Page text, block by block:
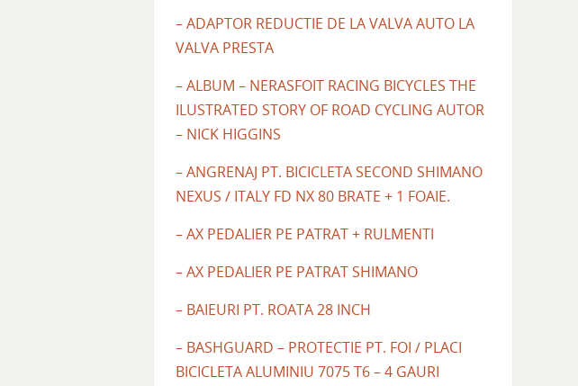
– ADAPTOR REDUCTIE DE LA VALVA AUTO LA
VALVA PRESTA
– ALBUM – NERASFOIT RACING BICYCLES THE
ILUSTRATED STORY OF ROAD CYCLING AUTOR
– NICK HIGGINS
– ANGRENAJ PT. BICICLETA SECOND SHIMANO
NEXUS / ITALY FD NX 80 BRATE + 1 FOAIE.
– AX PEDALIER PE PATRAT + RULMENTI
– AX PEDALIER PE PATRAT SHIMANO
– BAIEURI PT. ROATA 28 INCH
– BASHGUARD – PROTECTIE PT. FOI / PLACI
BICICLETA ALUMINIU 7075 T6 – 4 GAURI